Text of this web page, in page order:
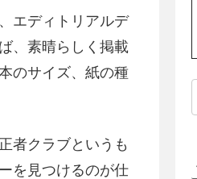
エディトリアルデ
、素晴らしく掲載
のサイズ、紙の種
者クラブというも
を見つけるのが仕